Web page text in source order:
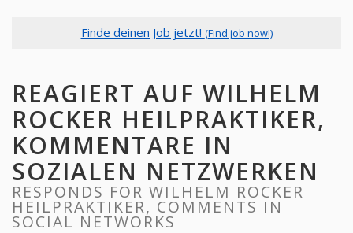
Finde deinen Job jetzt! (Find job now!)
REAGIERT AUF WILHELM
ROCKER HEILPRAKTIKER,
KOMMENTARE IN
SOZIALEN NETZWERKEN
RESPONDS FOR WILHELM ROCKER
HEILPRAKTIKER, COMMENTS IN
SOCIAL NETWORKS